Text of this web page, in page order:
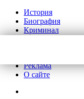
История
Биография
Криминал
Реклама
О сайте